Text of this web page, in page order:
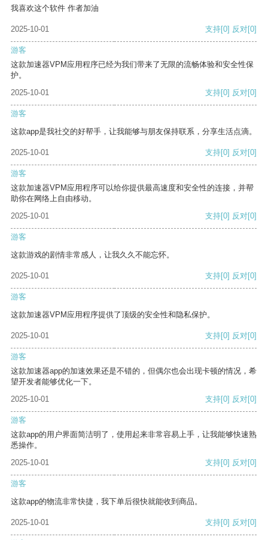
我喜欢这个软件 作者加油
2025-10-01 支持[0] 反对[0]
游客
这款加速器VPM应用程序已经为我们带来了无限的流畅体验和安全性保
护。
2025-10-01
支持[0] 反对[0]
游客
这款app是我社交的好帮手，让我能够与朋友保持联系，分享生活点滴。
2025-10-01 支持[0] 反对[0]
游客
这款加速器VPM应用程序可以给你提供最高速度和安全性的连接，并帮
助你在网络上自由移动。
2025-10-01
支持[0] 反对[0]
游客
这款游戏的剧情非常感人，让我久久不能忘怀。
2025-10-01 支持[0] 反对[0]
游客
这款加速器VPM应用程序提供了顶级的安全性和隐私保护。
2025-10-01 支持[0] 反对[0]
游客
这款加速器app的加速效果还是不错的，但偶尔也会出现卡顿的情况，希
望开发者能够优化一下。
2025-10-01
支持[0] 反对[0]
游客
这款app的用户界面简洁明了，使用起来非常容易上手，让我能够快速熟
悉操作。
2025-10-01
支持[0] 反对[0]
游客
这款app的物流非常快捷，我下单后很快就能收到商品。
2025-10-01 支持[0] 反对[0]